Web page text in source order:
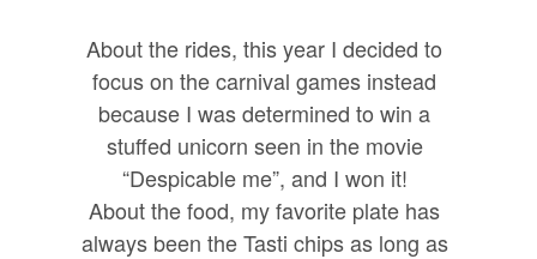
About the rides, this year I decided to
focus on the carnival games instead
because I was determined to win a
stuffed unicorn seen in the movie
“Despicable me”, and I won it!
About the food, my favorite plate has
always been the Tasti chips as long as